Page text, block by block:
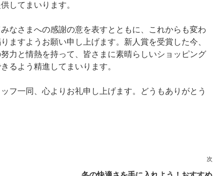
してまいります。
なさまへの感謝の意を表すとともに、これからも変わ
ますようお願い申し上げます。新人賞を受賞した今、
力と情熱を持って、皆さまに素晴らしいショッピング
るよう精進してまいります。
フ一同、心よりお礼申し上げます。どうもありがとう
次
の
次